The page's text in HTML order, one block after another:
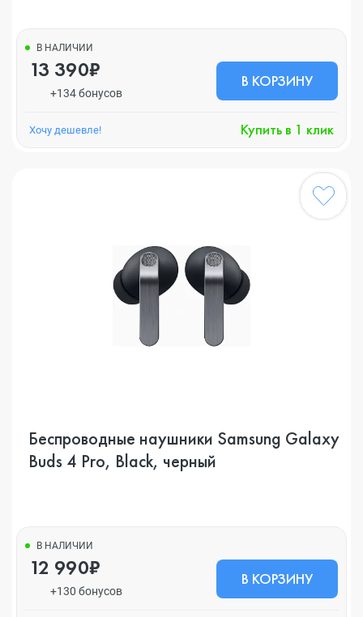
В НАЛИЧИИ
13 390₽
+134 бонусов
В КОРЗИНУ
Хочу дешевле! Купить в 1 клик
Беспроводные наушники Samsung Galaxy
Buds 4 Pro, Black, черный
В НАЛИЧИИ
12 990₽
+130 бонусов
В КОРЗИНУ